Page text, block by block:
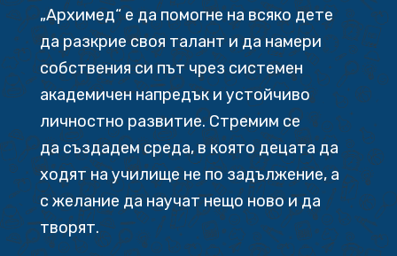
„Архимед“ е да помогне на всяко дете
да разкрие своя талант и да намери
собствения си път чрез системен
академичен напредък и устойчиво
личностно развитие. Стремим се
да създадем среда, в която децата да
ходят на училище не по задължение, а
с желание да научат нещо ново и да
творят.